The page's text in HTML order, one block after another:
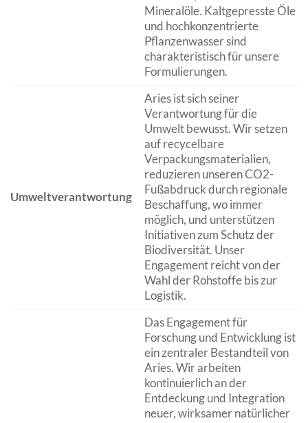
Mineralöle. Kaltgepresste Öle
und hochkonzentrierte
Pflanzenwasser sind
charakteristisch für unsere
Formulierungen.
Umweltverantwortung
Aries ist sich seiner
Verantwortung für die
Umwelt bewusst. Wir setzen
auf recycelbare
Verpackungsmaterialien,
reduzieren unseren CO2-
Fußabdruck durch regionale
Beschaffung, wo immer
möglich, und unterstützen
Initiativen zum Schutz der
Biodiversität. Unser
Engagement reicht von der
Wahl der Rohstoffe bis zur
Logistik.
Das Engagement für
Forschung und Entwicklung ist
ein zentraler Bestandteil von
Aries. Wir arbeiten
kontinuierlich an der
Entdeckung und Integration
neuer, wirksamer natürlicher